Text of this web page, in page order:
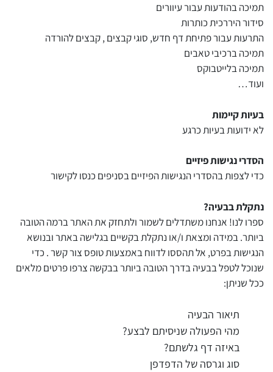
תמיכה בהודעות עבור עיוורים
סידור היררכית כותרות
התרעות עבור פתיחת דף חדש, סוגי קבצים , קבצים להורדה
תמיכה ברכיבי טאבים
תמיכה בלייטבוקס
ועוד…
בעיות קיימות
לא ידועות בעיות כרגע
הסדרי נגישות פיזיים
כדי לצפות בהסדרי הנגישות הפיזיים בסניפים כנסו לקישור
נתקלת בבעיה?
ספרו לנו! אנחנו משתדלים לשמור ולתחזק את האתר ברמה הטובה
ביותר. במידה ומצאת ו/או נתקלת בקשיים בגלישה באתר ובנושא
הנגישות בפרט, אל תהססו לדווח באמצעות טופס צור קשר . כדי
שנוכל לטפל בבעיה בדרך הטובה ביותר בבקשה צרפו פרטים מלאים
ככל שניתן:
תיאור הבעיה
מהי הפעולה שניסיתם לבצע?
באיזה דף גלשתם?
סוג וגרסה של הדפדפן